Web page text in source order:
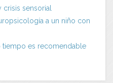
sensorial
a un niño con
tiempo es recomendable